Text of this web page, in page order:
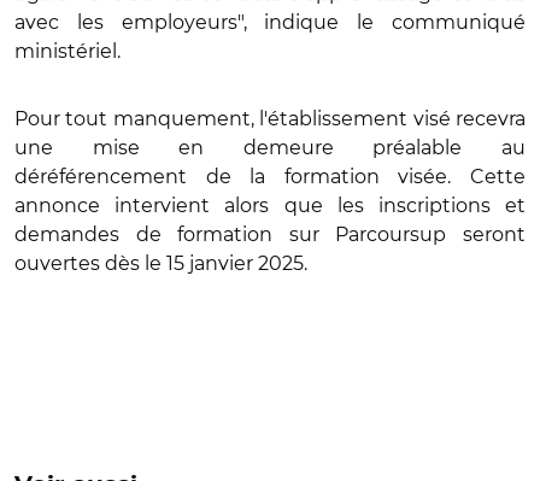
avec les employeurs", indique le communiqué
ministériel.
Pour tout manquement, l'établissement visé recevra
une mise en demeure préalable au
déréférencement de la formation visée. Cette
annonce intervient alors que les inscriptions et
demandes de formation sur Parcoursup seront
ouvertes dès le 15 janvier 2025.